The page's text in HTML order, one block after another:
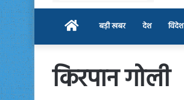
Home बड़ी खबर देश विदेश
किरपान गोली